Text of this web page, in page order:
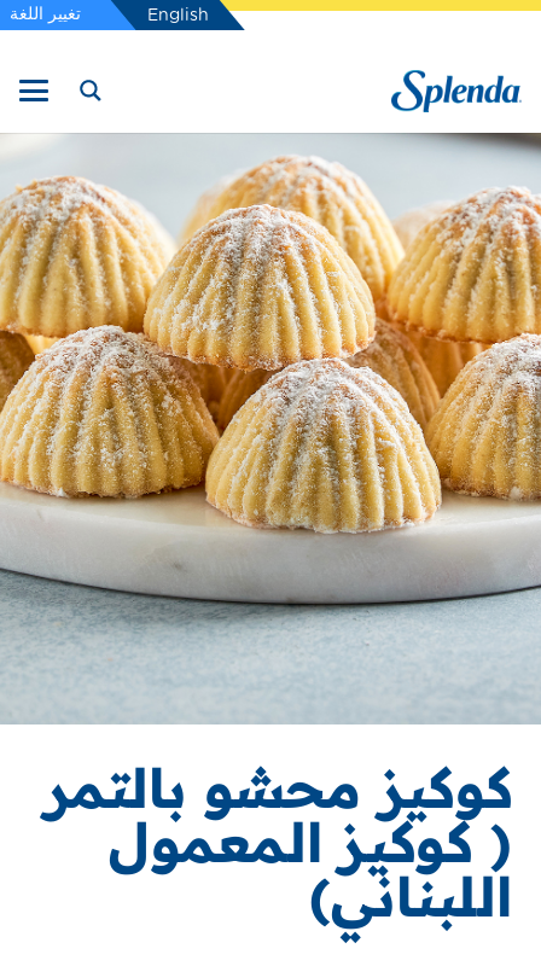
English تغيير اللغة
كوكيز محشو بالتمر
( كوكيز المعمول
اللبناني)